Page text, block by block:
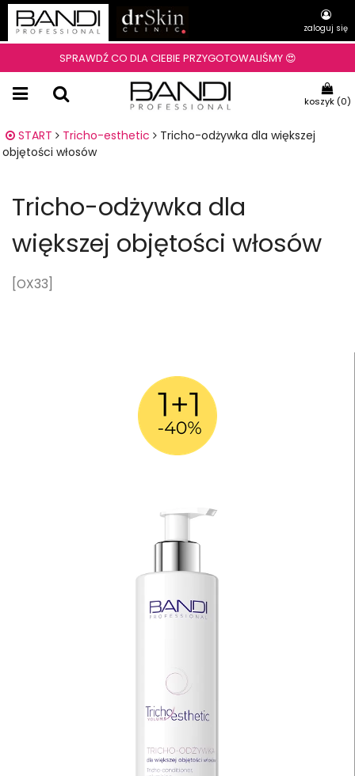
zaloguj się
SPRAWDŹ CO DLA CIEBIE PRZYGOTOWALIŚMY 😍
koszyk (0)
START Tricho-esthetic
Tricho-odżywka dla większej
objętości włosów
Tricho-odżywka dla
większej objętości włosów
[OX33]